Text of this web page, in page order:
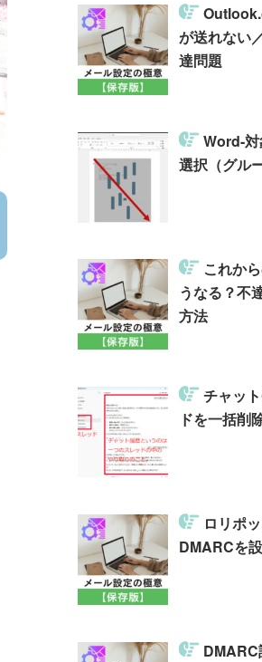
が送れない
達問題
Word-
選択（グル
これか
うなる？不
方法
チャッ
ドを一括削
ロリポ
DMARCを